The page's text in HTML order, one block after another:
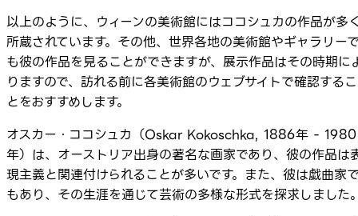
以上のように、ウィーンの美術館にはココシュカの作品が多
所蔵されています。その他、世界各地の美術館やギャラリー
も彼の作品を見ることができますが、展示作品はその時期に
りますので、訪れる前に各美術館のウェブサイトで確認するこ
とをおすすめします。
オスカー・ココシュカ（Oskar Kokoschka, 1886年 - 1980
年）は、オーストリア出身の著名な画家であり、彼の作品は
現主義と関連付けられることが多いです。また、彼は戯曲家
もあり、その生涯を通じて芸術の多様な形式を探求しました